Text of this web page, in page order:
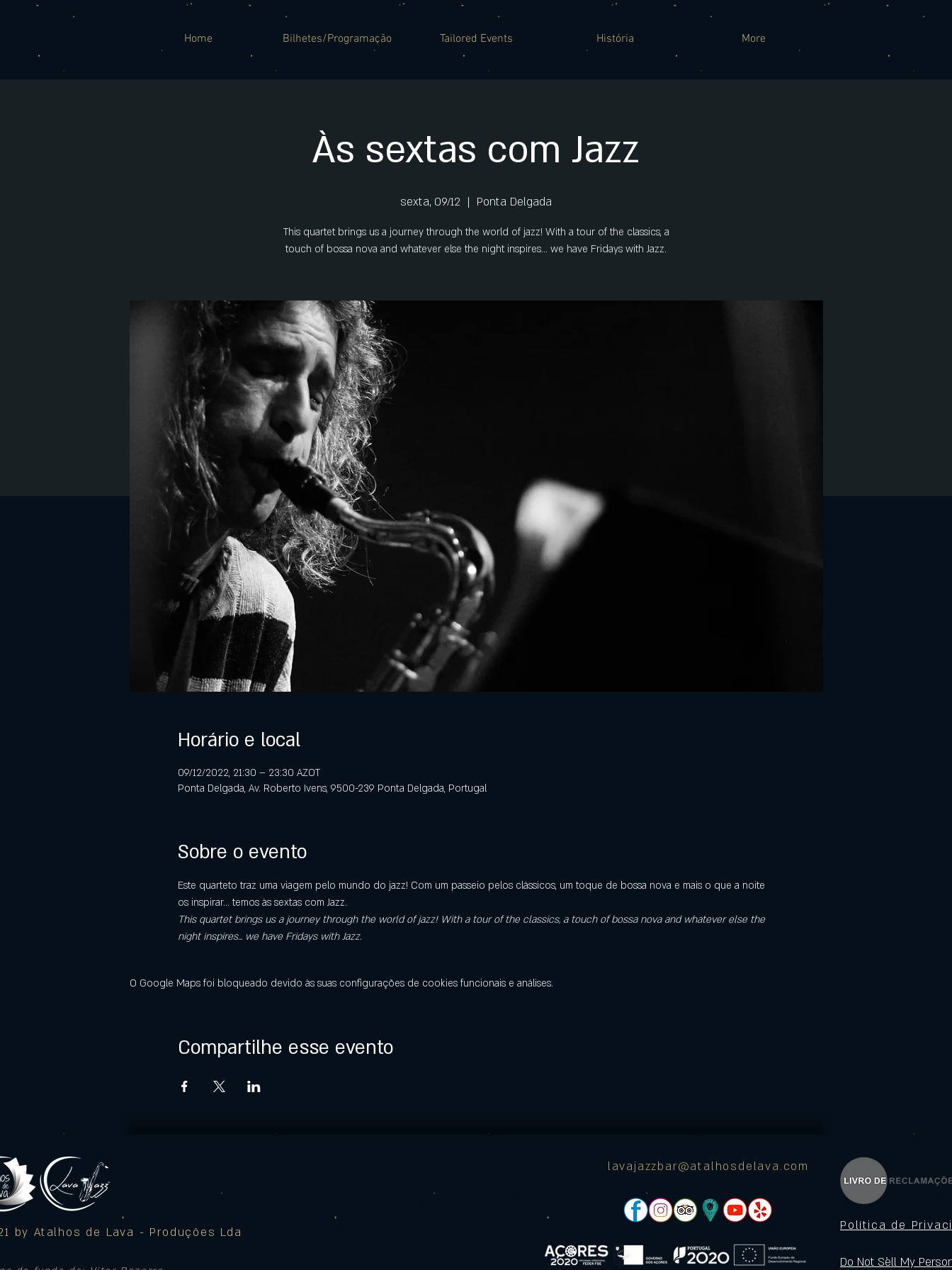
Home Bilhetes/Programação Tailored Events História More
Às sextas com Jazz
sexta, 09/12
  |
Ponta Delgada
This quartet brings us a journey through the world of jazz! With a tour of the classics, a
touch of bossa nova and whatever else the night inspires... we have Fridays with Jazz.
Horário e local
09/12/2022, 21:30 – 23:30 AZOT
Ponta Delgada, Av. Roberto Ivens, 9500-239 Ponta Delgada, Portugal
Sobre o evento
Este quarteto traz uma viagem pelo mundo do jazz! Com um passeio pelos clássicos, um toque de bossa nova e mais o que a noite
os inspirar... temos às sextas com Jazz.
This quartet brings us a journey through the world of jazz! With a tour of the classics, a touch of bossa nova and whatever else the
night inspires... we have Fridays with Jazz.
O Google Maps foi bloqueado devido às suas configurações de cookies funcionais e análises.
Compartilhe esse evento
by Atalhos de Lava - Produções Lda
lavajazzbar@atalhosdelava.com
Política de
Do Not Sell My